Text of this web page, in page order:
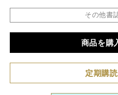
その他書
仕様 A4変形判 / 192ページ /
商品を購
定期購